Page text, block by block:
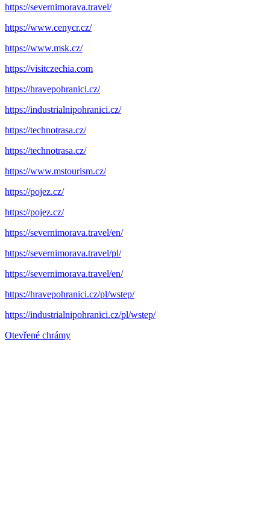
https://severnimorava.travel/
https://www.cenycr.cz/
https://www.msk.cz/
https://visitczechia.com
https://hravepohranici.cz/
https://industrialnipohranici.cz/
https://technotrasa.cz/
https://technotrasa.cz/
https://www.mstourism.cz/
https://pojez.cz/
https://pojez.cz/
https://severnimorava.travel/en/
https://severnimorava.travel/pl/
https://severnimorava.travel/en/
https://hravepohranici.cz/pl/wstep/
https://industrialnipohranici.cz/pl/wstep/
Otevřené chrámy